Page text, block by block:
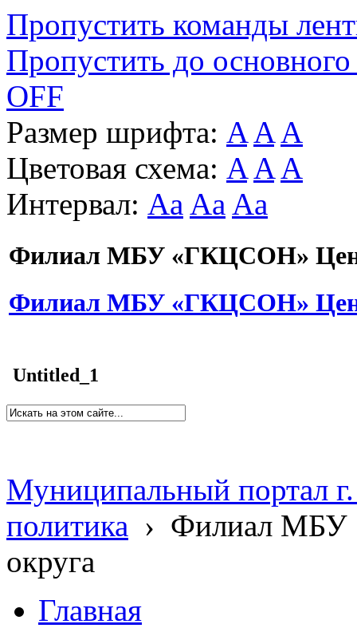
Пропустить команды
Пропустить до основного
OFF
Размер шрифта: A A A
Цветовая схема: A A A
Интервал: Aa Aa Aa
Филиал МБУ «ГКЦСОН»
Филиал МБУ «ГКЦСОН»
Untitled_1
Муниципальный портал
политика › Филиал МБУ
округа
Главная